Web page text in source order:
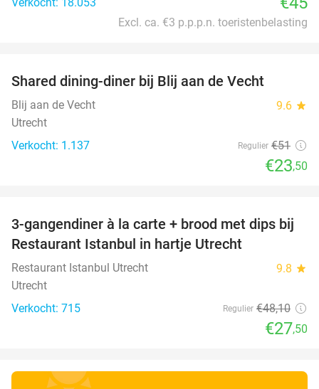
Excl. ca. €3 p.p.p.n. toeristenbelasting
Shared dining-diner bij Blij aan de Vecht
Blij aan de Vecht 9.6 star
Utrecht
Verkocht: 1.137
Regulier €51
€23,50
43%
3-gangendiner à la carte + brood met dips bij
Restaurant Istanbul in hartje Utrecht
Restaurant Istanbul Utrecht 9.8 star
Utrecht
Verkocht: 715
Regulier €48,10
€27,50